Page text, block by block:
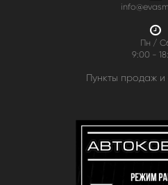
Пн /
9:00 -
Пункты продаж